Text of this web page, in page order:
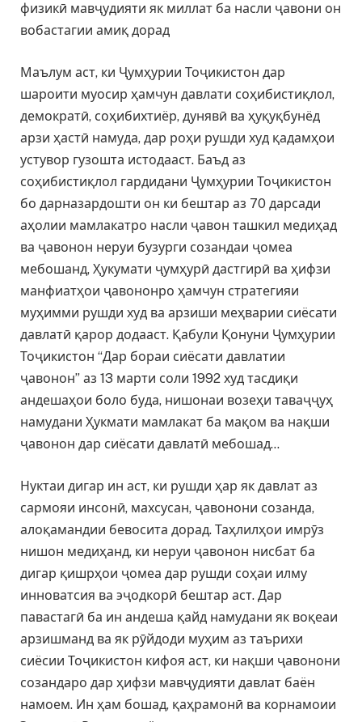
физикӣ мавҷудияти як миллат ба насли ҷавони он
вобастагии амиқ дорад
Маълум аст, ки Ҷумҳурии Тоҷикистон дар
шароити муосир ҳамчун давлати соҳибистиқлол,
демократӣ, соҳибихтиёр, дунявӣ ва ҳуқуқбунёд
арзи ҳастӣ намуда, дар роҳи рушди худ қадамҳои
устувор гузошта истодааст. Баъд аз
соҳибистиқлол гардидани Ҷумҳурии Тоҷикистон
бо дарназардошти он ки бештар аз 70 дарсади
аҳолии мамлакатро насли ҷавон ташкил медиҳад
ва ҷавонон неруи бузурги созандаи ҷомеа
мебошанд, Ҳукумати ҷумҳурӣ дастгирӣ ва ҳифзи
манфиатҳои ҷавононро ҳамчун стратегияи
муҳимми рушди худ ва арзиши меҳварии сиёсати
давлатӣ қарор додааст. Қабули Қонуни Ҷумҳурии
Тоҷикистон “Дар бораи сиёсати давлатии
ҷавонон” аз 13 марти соли 1992 худ тасдиқи
андешаҳои боло буда, нишонаи возеҳи таваҷҷуҳ
намудани Ҳукмати мамлакат ба мақом ва нақши
ҷавонон дар сиёсати давлатӣ мебошад…
Нуктаи дигар ин аст, ки рушди ҳар як давлат аз
сармояи инсонӣ, махсусан, ҷавонони созанда,
алоқамандии бевосита дорад. Таҳлилҳои имрӯз
нишон медиҳанд, ки неруи ҷавонон нисбат ба
дигар қишрҳои ҷомеа дар рушди соҳаи илму
инноватсия ва эҷодкорӣ бештар аст. Дар
павастагӣ ба ин андеша қайд намудани як воқеаи
арзишманд ва як рӯйдоди муҳим аз таърихи
сиёсии Тоҷикистон кифоя аст, ки нақши ҷавонони
созандаро дар ҳифзи мавҷудияти давлат баён
намоем. Ин ҳам бошад, қаҳрамонӣ ва корнамоии